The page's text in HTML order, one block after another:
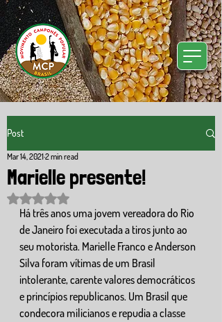
Post
Marielle presente!
Mar 14, 20212 min read
Rated NaN out of 5 stars.
Há três anos uma jovem vereadora do Rio
de Janeiro foi executada a tiros junto ao
seu motorista. Marielle Franco e Anderson
Silva foram vítimas de um Brasil
intolerante, carente valores democráticos
e princípios republicanos. Um Brasil que
condecora milicianos e repudia a classe